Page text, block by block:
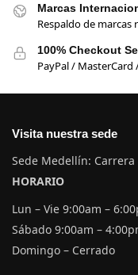
Marcas
Respaldo de marcas
100% Checkout
PayPal / MasterCard
Visita nuestra sede
Sede Medellín: Carrera
HORARIO
Lun – Vie 9:00am –
Sábado 9:00am –
Domingo – Cerrado